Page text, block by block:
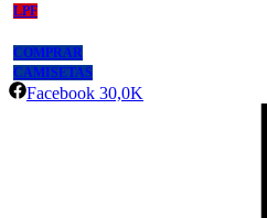
LPF
COMPRAR
CAMISETAS
Facebook 30,0K